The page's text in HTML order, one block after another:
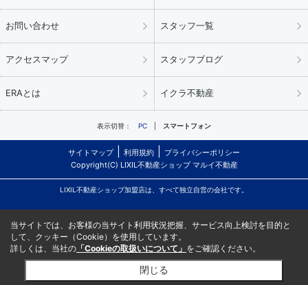
お問い合わせ スタッフ一覧
アクセスマップ スタッフブログ
ERAとは イクラ不動産
表示切替： PC スマートフォン
サイトマップ 利用規約
プライバシーポリシー
Copyright(C) LIXIL不動産ショップ マルイ不動産
LIXIL不動産ショップ加盟店は、すべて独立自営の会社です。
当サイトでは、お客様の当サイト利用状況把握、サービス向上検討を目的と
して、クッキー（Cookie）を使用しています。
詳しくは、当社の 「Cookieの取扱いについて」 をご確認ください。
閉じる